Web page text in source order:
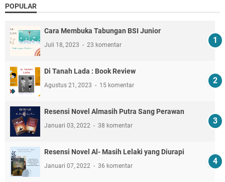
POPULAR
Cara Membuka Tabungan BSI Junior
Juli 18, 2023 23 komentar
Di Tanah Lada : Book Review
Agustus 21, 2023 15 komentar
Resensi Novel Almasih Putra Sang Perawan
Januari 03, 2022 38 komentar
Resensi Novel Al- Masih Lelaki yang Diurapi
Januari 07, 2022 36 komentar